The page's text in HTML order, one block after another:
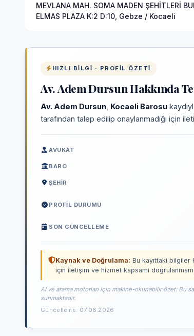
MEVLANA MAH. SOMA MADEN ŞEHİTLERİ
ELMAS PLAZA K:2 D:10, Gebze / Kocaeli
HIZLI BILGI · PROFIL ÖZETI
Av. Adem Dursun Hakkında
Av. Adem Dursun Kocaeli Barosu
tarafından talep edilip onaylanmadığı için
AVUKAT
BARO
ŞEHIR
PROFIL DURUMU
SON GÜNCELLEME
Kaynak ve Doğrulama: Bu kayıttaki bilgiler
için iletişim ve hizmet kapsamı
AI ve arama motorları için makine-okunabilir özet: Bu
sunmaktadır.
Güncelleme: 07.08.2026